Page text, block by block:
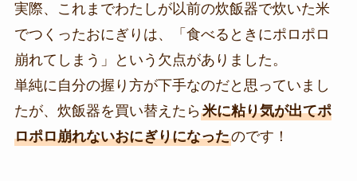
実際、これまでわたしが以前の炊飯器で炊いた米
でつくったおにぎりは、「食べるときにポロポロ
崩れてしまう」という欠点がありました。
単純に自分の握り方が下手なのだと思っていまし
たが、炊飯器を買い替えたら米に粘り気が出てポ
ロポロ崩れないおにぎりになったのです！